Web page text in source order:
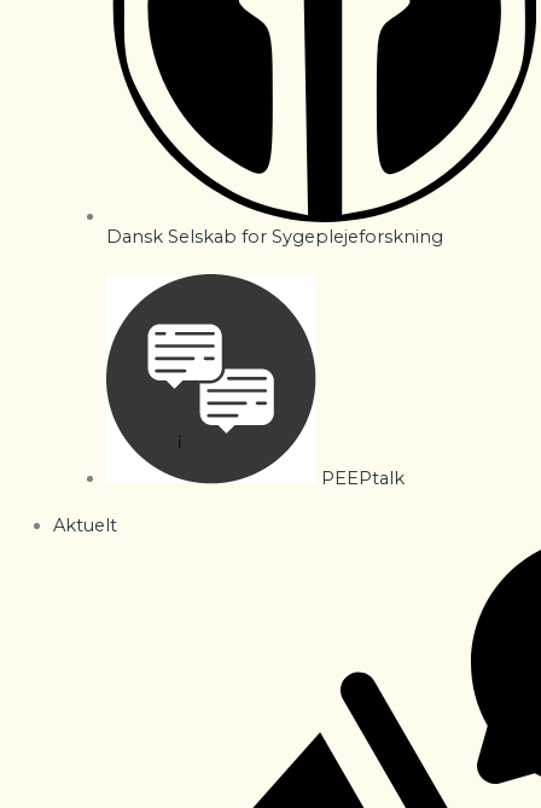
Dansk Selskab for Sygeplejeforskning
PEEPtalk
Aktuelt